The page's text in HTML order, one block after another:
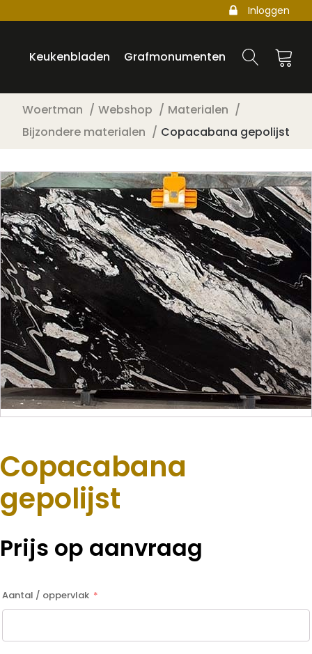
Inloggen
Keukenbladen Grafmonumenten
Woertman Webshop
Materialen
Bijzondere materialen
Copacabana gepolijst
Copacabana
gepolijst
Prijs op aanvraag
Aantal / oppervlak